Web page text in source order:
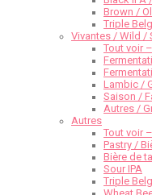
Brown /
Triple
Vivantes / Wild /
Tout voir
Lambic /
Saison /
Autres /
Autres
Tout voir
Pastry /
Bière de
Sour IPA
Triple